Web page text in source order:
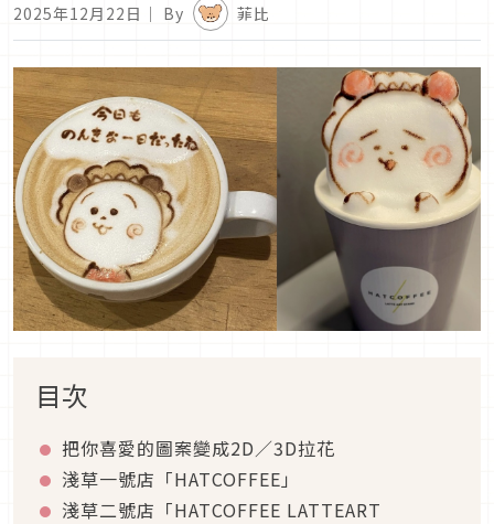
2025年12月22日 ｜ By 菲比
目次
把你喜愛的圖案變成2D／3D拉花
淺草一號店「HATCOFFEE」
淺草二號店「HATCOFFEE LATTEART